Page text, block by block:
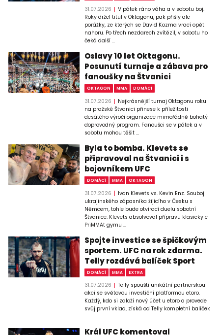
31.07.2026
V pátek ráno váha a v sobotu boj.
Roky držel titul v Oktagonu, pak přišly ale
porážky, ze kterých se David Kozma vrací opět
nahoru. Po třech nezdarech zvítězil, v sobotu ho
čeká další ...
Oslavy 10 let Oktagonu.
Posunutí turnaje a zábava pro
fanoušky na Štvanici
OKTAGON MMA DOMÁCÍ
31.07.2026
Nejkrásnější turnaj Oktagonu roku
na pražské Štvanici přinese k příležitosti
desátého výročí organizace mimořádně bohatý
doprovodný program. Fanoušci se v pátek a v
sobotu mohou těšit ...
Byla to bomba. Klevets se
připravoval na Štvanici i s
bojovníkem UFC
DOMÁCÍ MMA OKTAGON
31.07.2026
Ivan Klevets vs. Kevin Enz. Souboj
ukrajinského zápasníka žijícího v Česku s
Němcem, tohle bude otvírací duelu sobotní
Štvanice. Klevets absolvoval přípravu klasicky c
PriMMAt gymu ...
Spojte investice se špičkovým
sportem. UFC na rok zdarma.
Telly rozdává balíček Sport
DOMÁCÍ MMA EXTRA
31.07.2026
Telly spouští unikátní partnerskou
akci se světovou investiční platformou etoro.
Každý, kdo si založí nový účet u etoro a provede
svůj první vklad, získá od Telly kompletní balíček
...
Král UFC komentoval